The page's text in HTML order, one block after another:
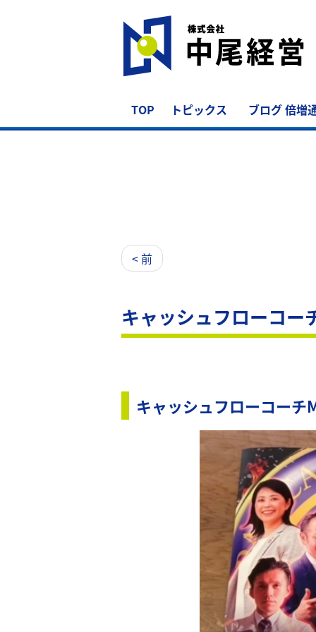
TOP トピックス ブログ 倍増
< 前
キャッシュフローコー
キャッシュフローコーチ